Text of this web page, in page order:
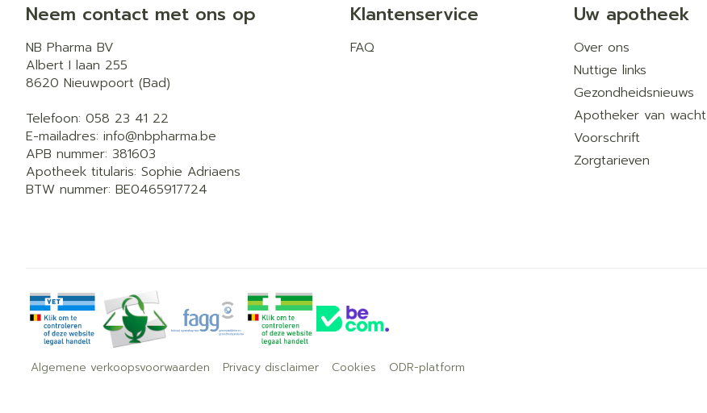
Neem contact met ons op
NB Pharma BV
Albert I laan 255
8620 Nieuwpoort (Bad)
Telefoon: 058 23 41 22
E-mailadres: info@nbpharma.be
APB nummer: 381603
Apotheek titularis: Sophie Adriaens
BTW nummer: BE0465917724
Klantenservice
FAQ
Uw apotheek
Over ons
Nuttige links
Gezondheidsnieuws
Apotheker van wacht
Voorschrift
Zorgtarieven
Algemene verkoopsvoorwaarden Privacy disclaimer Cookies ODR-platform